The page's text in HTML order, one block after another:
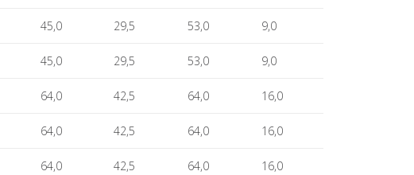
45,0 29,5 53,0 9,0
45,0 29,5 53,0 9,0
64,0 42,5 64,0 16,0
64,0 42,5 64,0 16,0
64,0 42,5 64,0 16,0